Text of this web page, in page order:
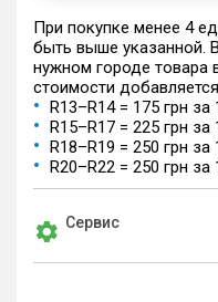
При покупке менее 4
быть выше указанной.
нужном городе товара
стоимости
R13–R14 = 175 грн
R15–R17 = 225 грн
R18–R19 = 250 грн
R20–R22 = 250 грн
Сервис